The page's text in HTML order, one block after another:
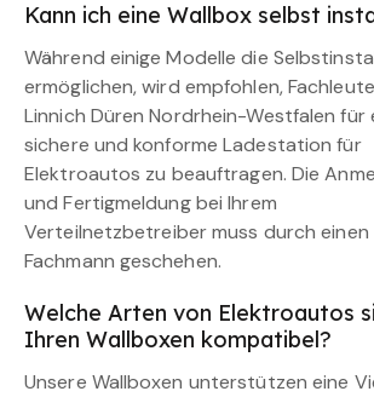
Kann ich eine Wallbox selbst
Während einige Modelle die
ermöglichen, wird empfohlen,
Linnich Düren Nordrhein-Westfalen für
sichere und konforme Ladestation für
Elektroautos zu beauftragen. Die
und Fertigmeldung bei Ihrem
Verteilnetzbetreiber muss durch einen
Fachmann geschehen.
Welche Arten von Elektroautos
Ihren Wallboxen kompatibel?
Unsere Wallboxen unterstützen eine